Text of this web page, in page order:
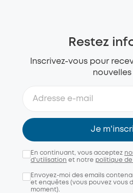
Restez
Inscrivez-vous pour
nouvelles
Je
En continuant, vous acceptez
d'utilisation et notre politique
Envoyez-moi des emails
et enquêtes (vous pouvez vous
moment).